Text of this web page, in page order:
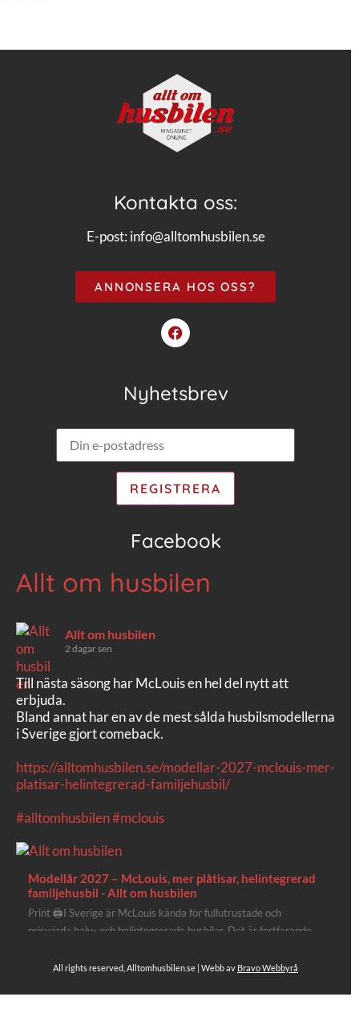
Kontakta oss:
E-post: info@alltomhusbilen.se
ANNONSERA HOS OSS?
Nyhetsbrev
Facebook
Allt om husbilen
Allt om husbilen
2 dagar sen
Till nästa säsong har McLouis en hel del nytt att
erbjuda.
Bland annat har en av de mest sålda husbilsmodellerna
i Sverige gjort comeback.
https://alltomhusbilen.se/modellar-2027-mclouis-mer-
platisar-helintegrerad-familjehusbil/
#alltomhusbilen#mclouis
Modellår 2027 – McLouis, mer plåtisar, helintegrerad
familjehusbil - Allt om husbilen
Print 🖨I Sverige är McLouis kända för fullutrustade och
prisvärda halv- och helintegrerade husbilar. Det är fortfarande
plåtisutbud lite extra kärlek med hela 3 nya utrustningsnivåer.
All rights reserved, Alltomhusbilen.se | Webb av Bravo Webbyrå